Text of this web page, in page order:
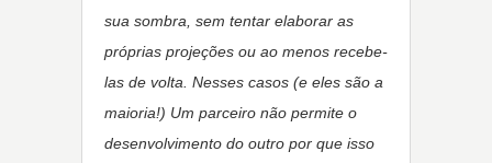
sua sombra, sem tentar elaborar as
próprias projeções ou ao menos recebe-
las de volta. Nesses casos (e eles são a
maioria!) Um parceiro não permite o
desenvolvimento do outro por que isso